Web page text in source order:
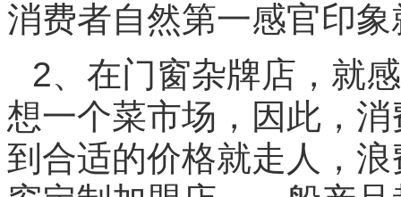
消费者自然第一感官印
2、在门窗杂牌店，就
想一个菜市场，因此，
到合适的价格就走人，